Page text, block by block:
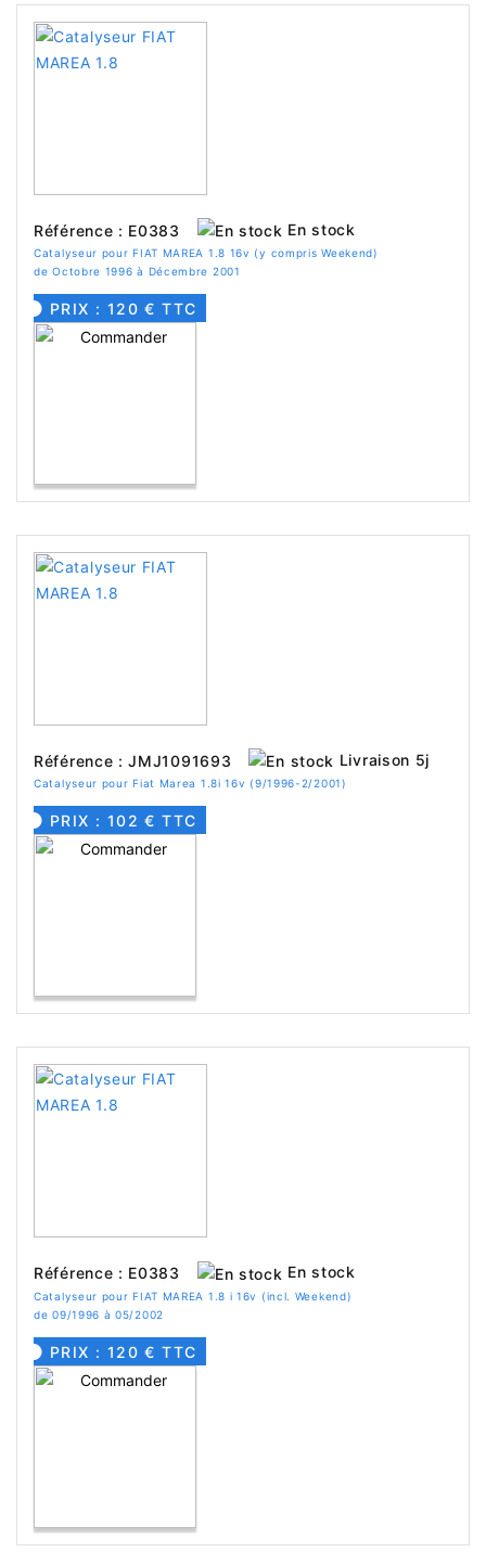
Référence : E0383 En stock
Catalyseur pour FIAT MAREA 1.8 16v (y compris Weekend)
de Octobre 1996 à Décembre 2001
PRIX : 120 € TTC
Référence : JMJ1091693 Livraison 5j
Catalyseur pour Fiat Marea 1.8i 16v (9/1996-2/2001)
PRIX : 102 € TTC
Référence : E0383 En stock
Catalyseur pour FIAT MAREA 1.8 i 16v (incl. Weekend)
de 09/1996 à 05/2002
PRIX : 120 € TTC